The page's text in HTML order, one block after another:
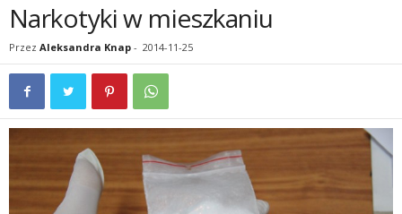
Narkotyki w mieszkaniu
Przez Aleksandra Knap - 2014-11-25